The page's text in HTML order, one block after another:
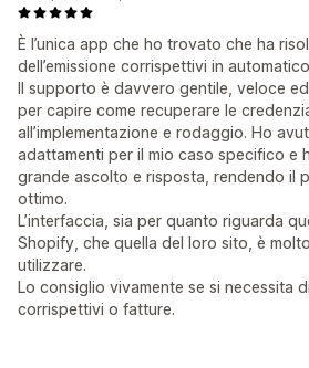
È l’unica app che ho trovato che ha
dell’emissione corrispettivi in
Il supporto è davvero gentile, veloce
per capire come recuperare le
all’implementazione e rodaggio. Ho
adattamenti per il mio caso specifico e
grande ascolto e risposta, rendendo il
ottimo.
L’interfaccia, sia per quanto riguarda
Shopify, che quella del loro sito, è
utilizzare.
Lo consiglio vivamente se si necessita
corrispettivi o fatture.